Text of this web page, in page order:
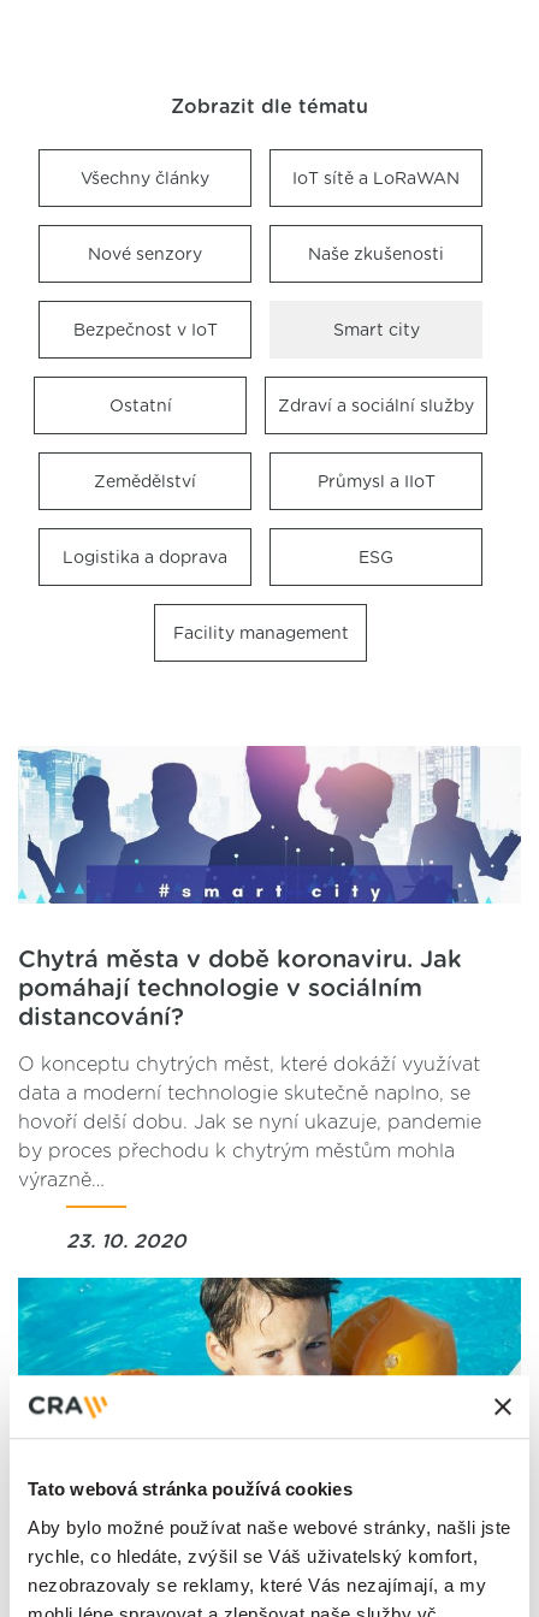
Tato webová stránka používá cookies
Aby bylo možné používat naše webové stránky, našli jste
rychle, co hledáte, zvýšil se Váš uživatelský komfort,
nezobrazovaly se reklamy, které Vás nezajímají, a my
Zobrazit dle tématu
Všechny články IoT sítě a LoRaWAN
Nové senzory Naše zkušenosti
Bezpečnost v IoT Smart city
Ostatní Zdraví a sociální služby
Zemědělství Průmysl a IIoT
Logistika a doprava ESG
Facility management
Chytrá města v době koronaviru. Jak
pomáhají technologie v sociálním
distancování?
O konceptu chytrých měst, které dokáží využívat
data a moderní technologie skutečně naplno, se
hovoří delší dobu. Jak se nyní ukazuje, pandemie
by proces přechodu k chytrým městům mohla
výrazně…
23. 10. 2020
Jak zajistit, že se vám dítě neutopí
v bazénu?
Česká republika je světovou velmocí, co se týká
počtu bazénů na obyvatele. A zejména v letním
období, pokud jsou v rodině malé děti, hrozí